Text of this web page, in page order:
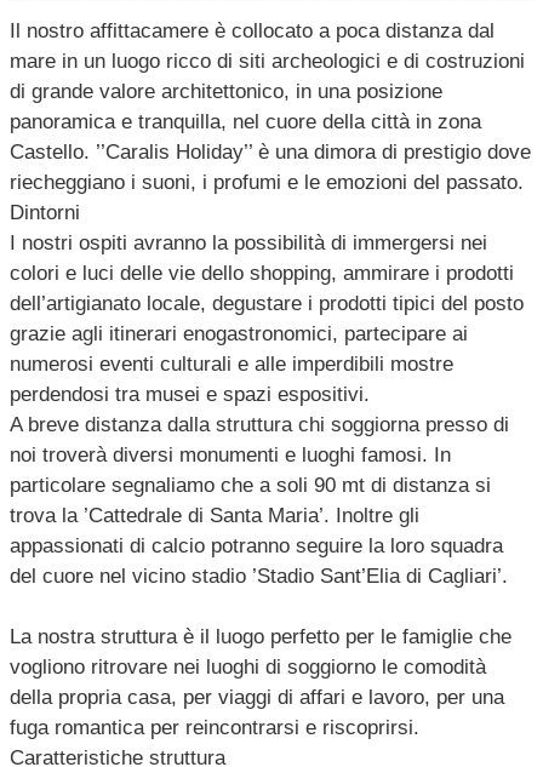
Il nostro affittacamere è collocato a poca distanza dal
mare in un luogo ricco di siti archeologici e di costruzioni
di grande valore architettonico, in una posizione
panoramica e tranquilla, nel cuore della città in zona
Castello. ’’Caralis Holiday’’ è una dimora di prestigio dove
riecheggiano i suoni, i profumi e le emozioni del passato.
Dintorni
I nostri ospiti avranno la possibilità di immergersi nei
colori e luci delle vie dello shopping, ammirare i prodotti
dell’artigianato locale, degustare i prodotti tipici del posto
grazie agli itinerari enogastronomici, partecipare ai
numerosi eventi culturali e alle imperdibili mostre
perdendosi tra musei e spazi espositivi.
A breve distanza dalla struttura chi soggiorna presso di
noi troverà diversi monumenti e luoghi famosi. In
particolare segnaliamo che a soli 90 mt di distanza si
trova la ’Cattedrale di Santa Maria’. Inoltre gli
appassionati di calcio potranno seguire la loro squadra
del cuore nel vicino stadio ’Stadio Sant’Elia di Cagliari’.
La nostra struttura è il luogo perfetto per le famiglie che
vogliono ritrovare nei luoghi di soggiorno le comodità
della propria casa, per viaggi di affari e lavoro, per una
fuga romantica per reincontrarsi e riscoprirsi.
Caratteristiche struttura